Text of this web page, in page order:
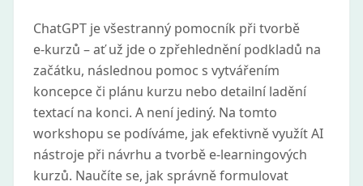
ChatGPT je všestranný pomocník při tvorbě
e‑kurzů – ať už jde o zpřehlednění podkladů na
začátku, následnou pomoc s vytvářením
koncepce či plánu kurzu nebo detailní ladění
textací na konci. A není jediný. Na tomto
workshopu se podíváme, jak efektivně využít AI
nástroje při návrhu a tvorbě e‑learningových
kurzů. Naučíte se, jak správně formulovat